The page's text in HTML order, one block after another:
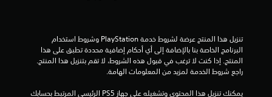
راجع شروط الخدمة لمزيد من المعلومات الهامة.